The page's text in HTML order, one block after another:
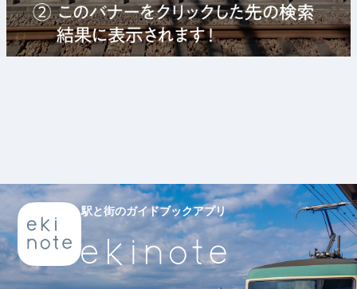
駅と街のガイドブックアプリ